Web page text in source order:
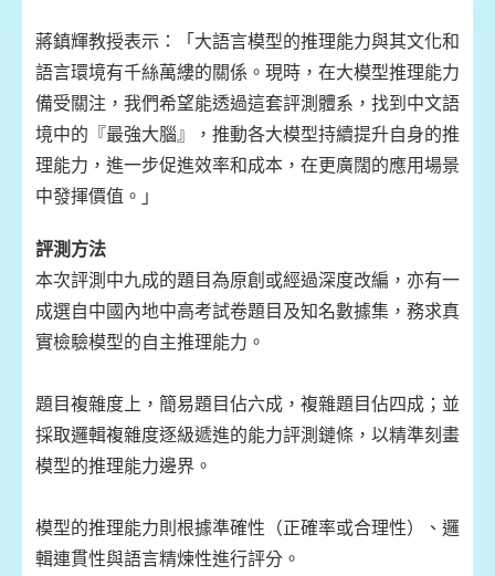
蔣鎮輝教授表示：「大語言模型的推理能力與其文化和
語言環境有千絲萬縷的關係。現時，在大模型推理能力
備受關注，我們希望能透過這套評測體系，找到中文語
境中的『最強大腦』，推動各大模型持續提升自身的推
理能力，進一步促進效率和成本，在更廣闊的應用場景
中發揮價值。」
評測方法
本次評測中九成的題目為原創或經過深度改編，亦有一
成選自中國內地中高考試卷題目及知名數據集，務求真
實檢驗模型的自主推理能力。
題目複雜度上，簡易題目佔六成，複雜題目佔四成；並
採取邏輯複雜度逐級遞進的能力評測鏈條，以精準刻畫
模型的推理能力邊界。
模型的推理能力則根據準確性（正確率或合理性）、邏
輯連貫性與語言精煉性進行評分。